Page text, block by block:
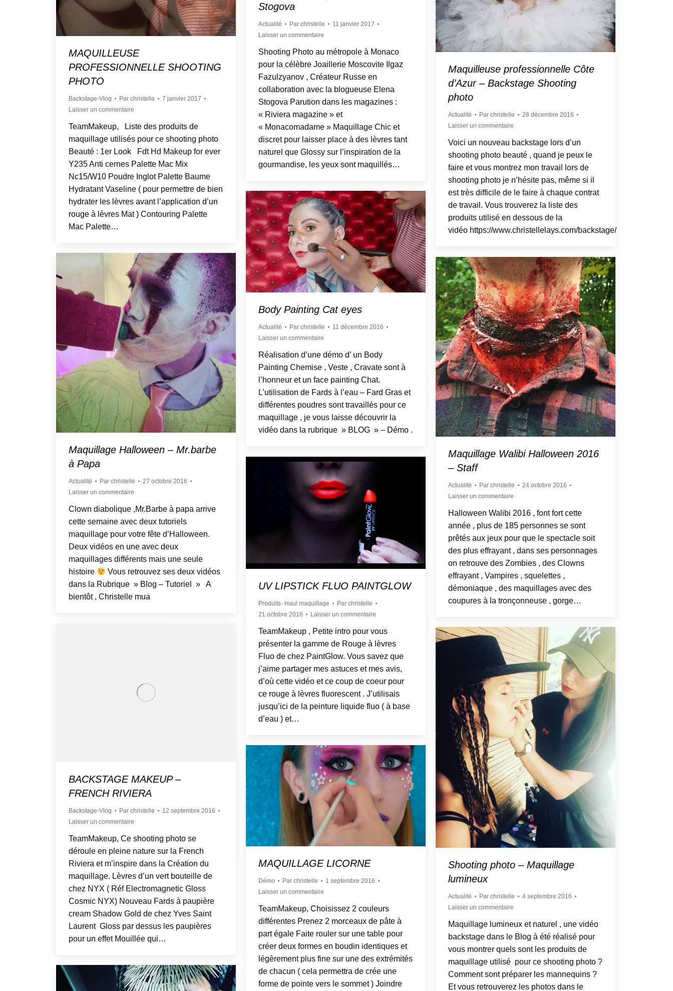
Stogova
Actualité Par christelle
11 janvier 2017
Laisser un commentaire
Shooting Photo au métropole à Monaco
pour la célèbre Joaillerie Moscovite Ilgaz
Fazulzyanov , Créateur Russe en
collaboration avec la blogueuse Elena
Stogova Parution dans les magazines :
« Riviera magazine » et
« Monacomadame » Maquillage Chic et
discret pour laisser place à des lèvres tant
naturel que Glossy sur l’inspiration de la
gourmandise, les yeux sont maquillés…
MAQUILLEUSE
PROFESSIONNELLE SHOOTING
PHOTO
Backstage-Vlog Par christelle
7 janvier 2017
Laisser un commentaire
TeamMakeup, Liste des produits de
maquillage utilisés pour ce shooting photo
Beauté : 1er Look Fdt Hd Makeup for ever
Y235 Anti cernes Palette Mac Mix
Nc15/W10 Poudre Inglot Palette Baume
Hydratant Vaseline ( pour permettre de bien
hydrater les lèvres avant l’application d’un
rouge à lèvres Mat ) Contouring Palette
Mac Palette…
Maquilleuse professionnelle Côte
d’Azur – Backstage Shooting
photo
Actualité Par christelle
28 décembre 2016
Laisser un commentaire
Voici un nouveau backstage lors d’un
shooting photo beauté , quand je peux le
faire et vous montrez mon travail lors de
shooting photo je n’hésite pas, même si il
est très difficile de le faire à chaque contrat
de travail. Vous trouverez la liste des
produits utilisé en dessous de la
vidéo https://www.christellelays.com/backstage/
Body Painting Cat eyes
Actualité Par christelle
11 décembre 2016
Laisser un commentaire
Réalisation d’une démo d’ un Body
Painting Chemise , Veste , Cravate sont à
l’honneur et un face painting Chat.
L’utilisation de Fards à l’eau – Fard Gras et
différentes poudres sont travaillés pour ce
maquillage , je vous laisse découvrir la
vidéo dans la rubrique » BLOG » – Démo .
Maquillage Halloween – Mr.barbe
à Papa
Actualité Par christelle
27 octobre 2016
Laisser un commentaire
Clown diabolique ,Mr.Barbe à papa arrive
cette semaine avec deux tutoriels
maquillage pour votre fête d’Halloween.
Deux vidéos en une avec deux
maquillages différents mais une seule
histoire
Vous retrouvez ses deux vidéos
dans la Rubrique » Blog – Tutoriel » A
bientôt , Christelle mua
Maquillage Walibi Halloween 2016
– Staff
Actualité Par christelle
24 octobre 2016
Laisser un commentaire
Halloween Walibi 2016 , font fort cette
année , plus de 185 personnes se sont
prêtés aux jeux pour que le spectacle soit
des plus effrayant , dans ses personnages
on retrouve des Zombies , des Clowns
effrayant , Vampires , squelettes ,
démoniaque , des maquillages avec des
coupures à la tronçonneuse , gorge…
UV LIPSTICK FLUO PAINTGLOW
Produits- Haul maquillage Par christelle
21 octobre 2016
Laisser un commentaire
TeamMakeup , Petite intro pour vous
présenter la gamme de Rouge à lèvres
Fluo de chez PaintGlow. Vous savez que
j’aime partager mes astuces et mes avis,
d’où cette vidéo et ce coup de coeur pour
ce rouge à lèvres fluorescent . J’utilisais
jusqu’ici de la peinture liquide fluo ( à base
d’eau ) et…
BACKSTAGE MAKEUP –
FRENCH RIVIERA
Backstage-Vlog Par christelle
12 septembre 2016
Laisser un commentaire
TeamMakeup, Ce shooting photo se
déroule en pleine nature sur la French
Riviera et m’inspire dans la Création du
maquillage. Lèvres d’un vert bouteille de
chez NYX ( Réf Electromagnetic Gloss
Cosmic NYX) Nouveau Fards à paupière
cream Shadow Gold de chez Yves Saint
Laurent Gloss par dessus les paupières
pour un effet Mouillée qui…
Shooting photo – Maquillage
lumineux
Actualité Par christelle
4 septembre 2016
Laisser un commentaire
Maquillage lumineux et naturel , une vidéo
backstage dans le Blog à été réalisé pour
vous montrer quels sont les produits de
maquillage utilisé pour ce shooting photo ?
Comment sont préparer les mannequins ?
Et vous retrouverez les photos dans le
MAQUILLAGE LICORNE
Démo Par christelle
1 septembre 2016
Laisser un commentaire
TeamMakeup, Choisissez 2 couleurs
différentes Prenez 2 morceaux de pâte à
part égale Faite rouler sur une table pour
créer deux formes en boudin identiques et
légèrement plus fine sur une des extrémités
de chacun ( cela permettra de crée une
forme de pointe vers le sommet ) Joindre